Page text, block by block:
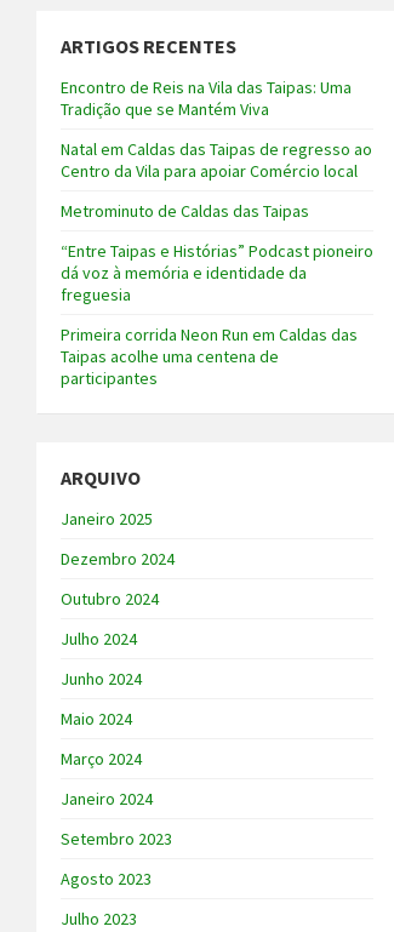
ARTIGOS RECENTES
Encontro de Reis na Vila das Taipas: Uma
Tradição que se Mantém Viva
Natal em Caldas das Taipas de regresso ao
Centro da Vila para apoiar Comércio local
Metrominuto de Caldas das Taipas
“Entre Taipas e Histórias” Podcast pioneiro
dá voz à memória e identidade da
freguesia
Primeira corrida Neon Run em Caldas das
Taipas acolhe uma centena de
participantes
ARQUIVO
Janeiro 2025
Dezembro 2024
Outubro 2024
Julho 2024
Junho 2024
Maio 2024
Março 2024
Janeiro 2024
Setembro 2023
Agosto 2023
Julho 2023